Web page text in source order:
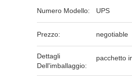
Numero Modello: UPS
Prezzo: negotiable
Dettagli
Dell'imballaggio:
pacchetto